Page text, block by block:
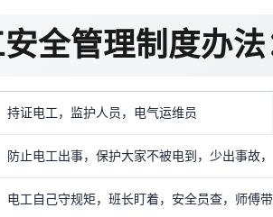
安全管理制度办
持证电工，监护人员，电气运维员
防止电工出事，保护大家不被电到，少出事故
电工自己守规矩，班长盯着，安全员查，师傅